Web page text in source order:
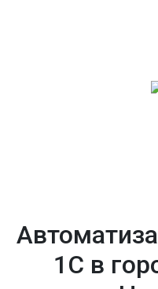
1С в